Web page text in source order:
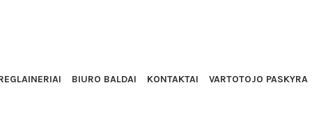
BIURO BALDAI KONTAKTAI VARTOTOJO PASKYRA